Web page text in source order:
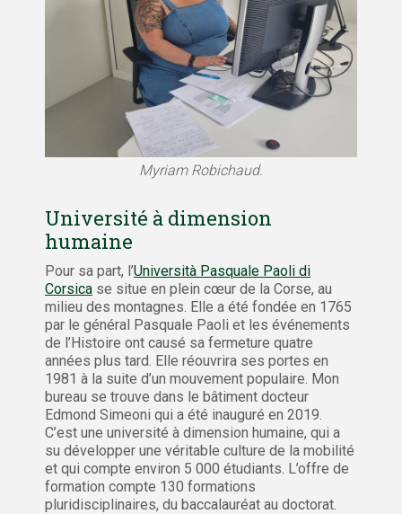
Myriam Robichaud.
Université à dimension
humaine
Pour sa part, l’Università Pasquale Paoli di
Corsica se situe en plein cœur de la Corse, au
milieu des montagnes. Elle a été fondée en 1765
par le général Pasquale Paoli et les événements
de l’Histoire ont causé sa fermeture quatre
années plus tard. Elle réouvrira ses portes en
1981 à la suite d’un mouvement populaire. Mon
bureau se trouve dans le bâtiment docteur
Edmond Simeoni qui a été inauguré en 2019.
C’est une université à dimension humaine, qui a
su développer une véritable culture de la mobilité
et qui compte environ 5 000 étudiants. L’offre de
formation compte 130 formations
pluridisciplinaires, du baccalauréat au doctorat.